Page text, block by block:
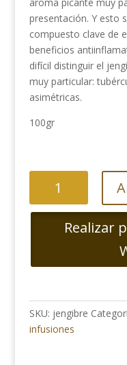
presentación. Y esto
compuesto clave de
beneficios
difícil distinguir el
muy particular:
asimétricas.
100gr
Deshidratado
para
Realizar
SKU: jengibre
infusiones